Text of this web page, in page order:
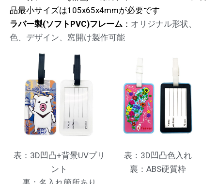
品最小サイズは105x65x4mmが必要です
ラバー製(ソフトPVC)フレーム ： オリジナル形状、
色、デザイン、窓開け製作可能
表：3D凹凸+背景UVプリ
ント
表：3D凹凸色入れ
裏：ABS硬質枠